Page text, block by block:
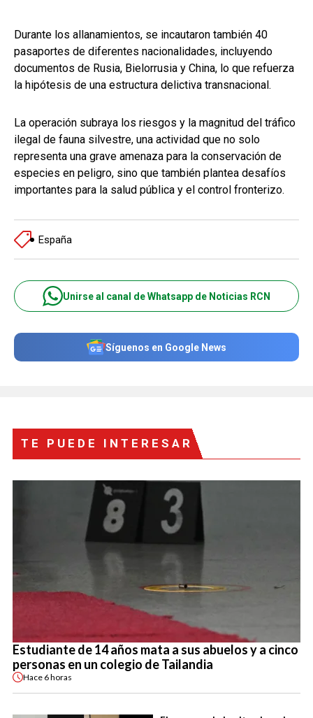
Durante los allanamientos, se incautaron también 40
pasaportes de diferentes nacionalidades, incluyendo
documentos de Rusia, Bielorrusia y China, lo que refuerza
la hipótesis de una estructura delictiva transnacional.
La operación subraya los riesgos y la magnitud del tráfico
ilegal de fauna silvestre, una actividad que no solo
representa una grave amenaza para la conservación de
especies en peligro, sino que también plantea desafíos
importantes para la salud pública y el control fronterizo.
España
Unirse al canal de Whatsapp de Noticias RCN
Síguenos en Google News
TE PUEDE INTERESAR
Estudiante de 14 años mata a sus abuelos y a cinco
personas en un colegio de Tailandia
Hace 6 horas